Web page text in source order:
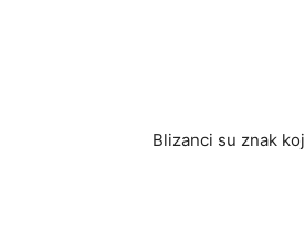
Blizanci su znak